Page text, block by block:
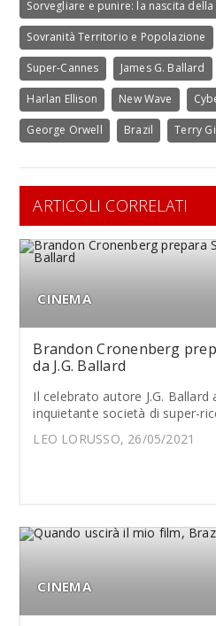
Sorvegliare e punire: la nascita
Sovranità Territorio e Popolazione
Super-Cannes James G. Ballard
Harlan Ellison New Wave
George Orwell Brazil Terry
ARTICOLI CORRELATI
CINEMA
Brandon Cronenberg
da J.G. Ballard
Il celebrato autore J.G. Ballard
inquietante società di super-
LEO LORUSSO, 26/05/2021
CINEMA